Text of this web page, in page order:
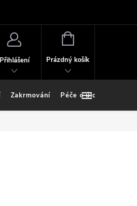
Přihlášení
NÁKUPNÍ
Prázdný košík
Zakrmování Péče o úlovek